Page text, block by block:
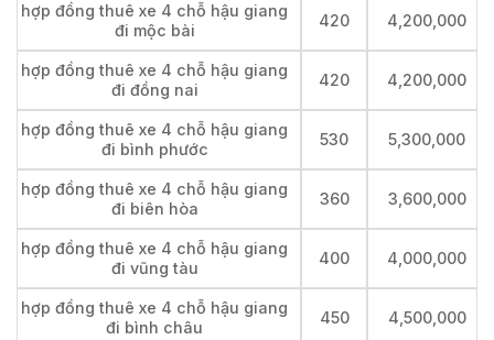
hợp đồng thuê xe 4 chỗ hậu giang
đi mộc bài
420 4,200,000
hợp đồng thuê xe 4 chỗ hậu giang
đi đồng nai
420 4,200,000
hợp đồng thuê xe 4 chỗ hậu giang
đi bình phước
530 5,300,000
hợp đồng thuê xe 4 chỗ hậu giang
đi biên hòa
360 3,600,000
hợp đồng thuê xe 4 chỗ hậu giang
đi vũng tàu
400 4,000,000
hợp đồng thuê xe 4 chỗ hậu giang
đi bình châu
450 4,500,000